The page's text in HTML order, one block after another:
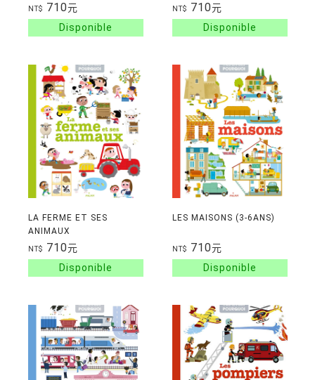
NT$ 710元 NT$ 710元
LA FERME ET SES
ANIMAUX
NT$ 710元
LES MAISONS (3-6ANS)
NT$ 710元